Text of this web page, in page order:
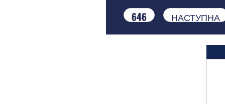
646
НАСТУПНА